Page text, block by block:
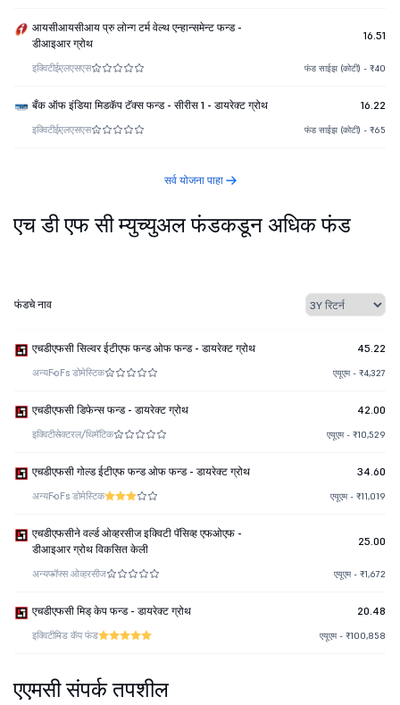
आयसीआयसीआय प्रु लोन्ग टर्म वेल्थ एन्हान्समेन्ट फन्ड -
डीआइआर ग्रोथ
16.51
इक्विटीईएलएसएस फंड साईझ (कोटी) - ₹40
बँक ऑफ इंडिया मिडकॅप टॅक्स फन्ड - सीरीस 1 - डायरेक्ट ग्रोथ 16.22
इक्विटीईएलएसएस फंड साईझ (कोटी) - ₹65
सर्व योजना पाहा
एच डी एफ सी म्युच्युअल फंडकडून अधिक फंड
फंडचे नाव
एचडीएफसी सिल्वर ईटीएफ फन्ड ओफ फन्ड - डायरेक्ट ग्रोथ 45.22
अन्यFoFs डोमेस्टिक एयूएम - ₹4,327
एचडीएफसी डिफेन्स फन्ड - डायरेक्ट ग्रोथ 42.00
इक्विटीसेक्टरल/थिमॅटिक एयूएम - ₹10,529
एचडीएफसी गोल्ड ईटीएफ फन्ड ओफ फन्ड - डायरेक्ट ग्रोथ 34.60
अन्यFoFs डोमेस्टिक एयूएम - ₹11,019
एचडीएफसीने वर्ल्ड ओव्हरसीज इक्विटी पॅसिव्ह एफओएफ -
डीआइआर ग्रोथ विकसित केली
25.00
अन्यफॉफ्स ओव्हरसीज एयूएम - ₹1,672
एचडीएफसी मिड् केप फन्ड - डायरेक्ट ग्रोथ 20.48
इक्विटीमिड कॅप फंड एयूएम - ₹100,858
एएमसी संपर्क तपशील